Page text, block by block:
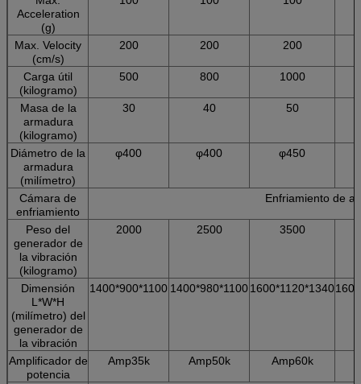
Acceleration
(g)
Max. Velocity
(cm/s)
200 200 200
Carga útil
(kilogramo)
500 800 1000
Masa de la
armadura
(kilogramo)
30 40 50
Diámetro de la
armadura
(milímetro)
φ400 φ400 φ450
Cámara de
enfriamiento
Enfriamiento de
Peso del
generador de
la vibración
(kilogramo)
2000 2500 3500
Dimensión
L*W*H
(milímetro) del
generador de
la vibración
1400*900*1100 1400*980*11001600*1120*1340
Amplificador de
potencia
Amp35k Amp50k Amp60k